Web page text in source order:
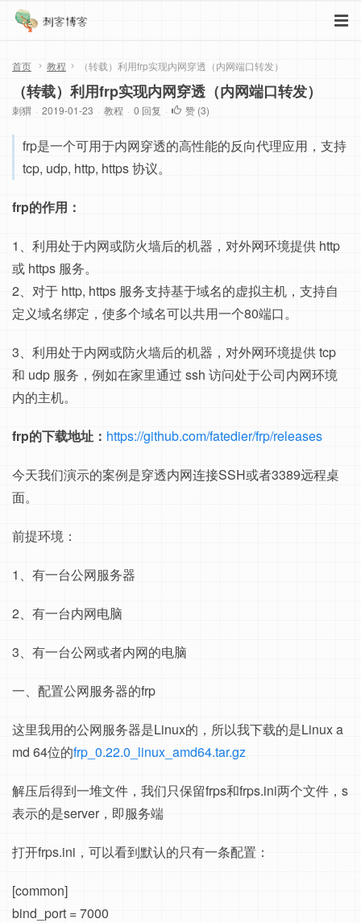
首页 教程 （转载）利用frp实现内网穿透（内网端口转发）
（转载）利用frp实现内网穿透（内网端口转发）
刺猬 · 2019-01-23 · 教程 · 0 回复 · 赞 (3)
frp是一个可用于内网穿透的高性能的反向代理应用，支持
tcp, udp, http, https 协议。
frp的作用：
1、利用处于内网或防火墙后的机器，对外网环境提供 http
或 https 服务。
2、对于 http, https 服务支持基于域名的虚拟主机，支持自
定义域名绑定，使多个域名可以共用一个80端口。
3、利用处于内网或防火墙后的机器，对外网环境提供 tcp
和 udp 服务，例如在家里通过 ssh 访问处于公司内网环境
内的主机。
frp的下载地址： https://github.com/fatedier/frp/releases
今天我们演示的案例是穿透内网连接SSH或者3389远程桌
面。
前提环境：
1、有一台公网服务器
2、有一台内网电脑
3、有一台公网或者内网的电脑
一、配置公网服务器的frp
这里我用的公网服务器是Linux的，所以我下载的是Linux a
md 64位的frp_0.22.0_linux_amd64.tar.gz
解压后得到一堆文件，我们只保留frps和frps.ini两个文件，s
表示的是server，即服务端
打开frps.ini，可以看到默认的只有一条配置：
[common]
bind_port = 7000